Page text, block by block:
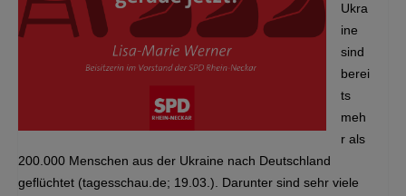
Ukra
ine
sind
berei
ts
meh
r als
200.000 Menschen aus der Ukraine nach Deutschland
geflüchtet (tagesschau.de; 19.03.). Darunter sind sehr viele